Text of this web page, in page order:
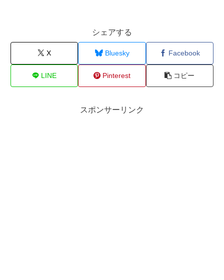
シェアする
X Bluesky Facebook
LINE Pinterest コピー
スポンサーリンク